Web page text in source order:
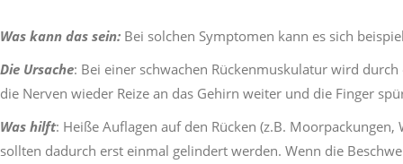
Was kann das sein: Bei solchen Symptomen kann es sich
Die Ursache: Bei einer schwachen Rückenmuskulatur wird
die Nerven wieder Reize an das Gehirn weiter und die Finger
Was hilft: Heiße Auflagen auf den Rücken (z.B.
sollten dadurch erst einmal gelindert werden. Wenn die